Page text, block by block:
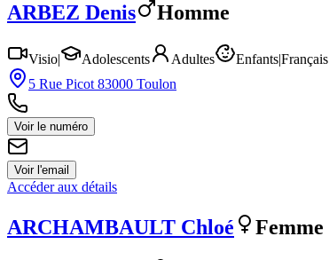
ARBEZ Denis Homme
Visio| Adolescents Adultes Enfants|Français
5 Rue Picot 83000 Toulon
Voir le numéro
Voir l'email
Accéder aux détails
ARCHAMBAULT Chloé Femme